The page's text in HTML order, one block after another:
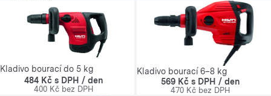
Kladivo bourací do 5 kg
484 Kč s DPH / den
400 Kč bez DPH
Kladivo bourací 6–8 kg
569 Kč s DPH / den
470 Kč bez DPH